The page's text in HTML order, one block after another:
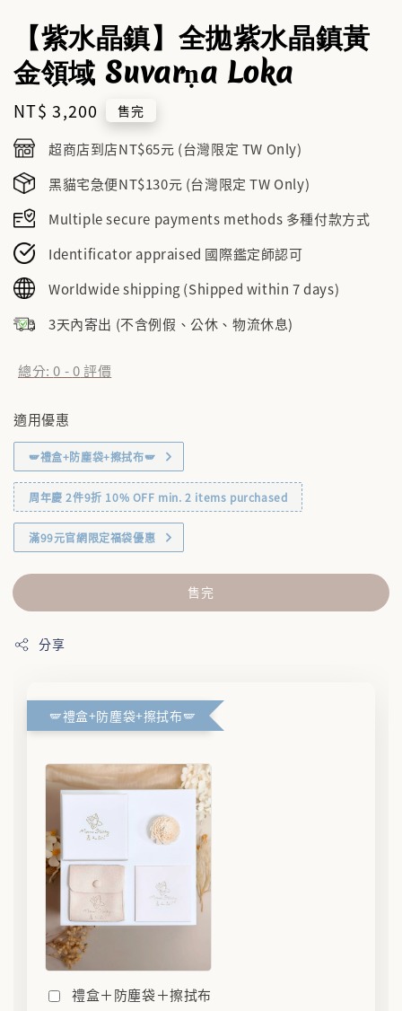
【紫水晶鎮】全拋紫水晶鎮黃
金領域 Suvarṇa Loka
Regular
price
NT$ 3,200 售完
超商店到店NT$65元 (台灣限定 TW Only)
黑貓宅急便NT$130元 (台灣限定 TW Only)
Multiple secure payments methods 多種付款方式
Identificator appraised 國際鑑定師認可
Worldwide shipping (Shipped within 7 days)
3天內寄出 (不含例假、公休、物流休息)
總分:0 -0評價
適用優惠
🪽禮盒+防塵袋+擦拭布🪽
周年慶 2件9折 10% OFF min. 2 items purchased
滿99元官網限定福袋優惠
售完
分享
🪽禮盒+防塵袋+擦拭布🪽
禮盒＋防塵袋＋擦拭布